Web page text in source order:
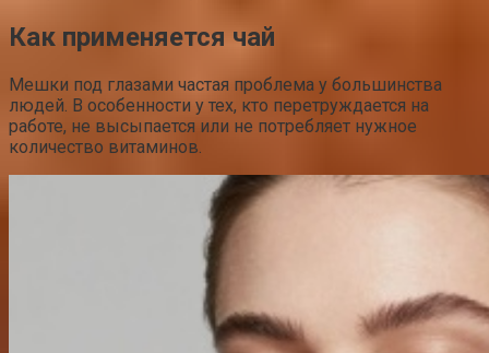
Как применяется чай
Мешки под глазами частая проблема у большинства
людей. В особенности у тех, кто перетруждается на
работе, не высыпается или не потребляет нужное
количество витаминов.